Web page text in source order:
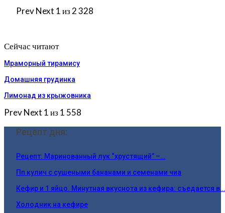
PrevNext 1 из 2 328
Сейчас читают
Мраморный тирамису
Домашняя грудинка
Лимонад из крыжовника
PrevNext 1 из 1 558
Рецепт дня:
Рецепт: Маринованный лук “хрустящий” –…
Пп кулич с сушеными бананами и семенами чиа
Кефир и 1 яйцо. Минутная вкуснота из кефира: съедается в…
Холодник на кефире